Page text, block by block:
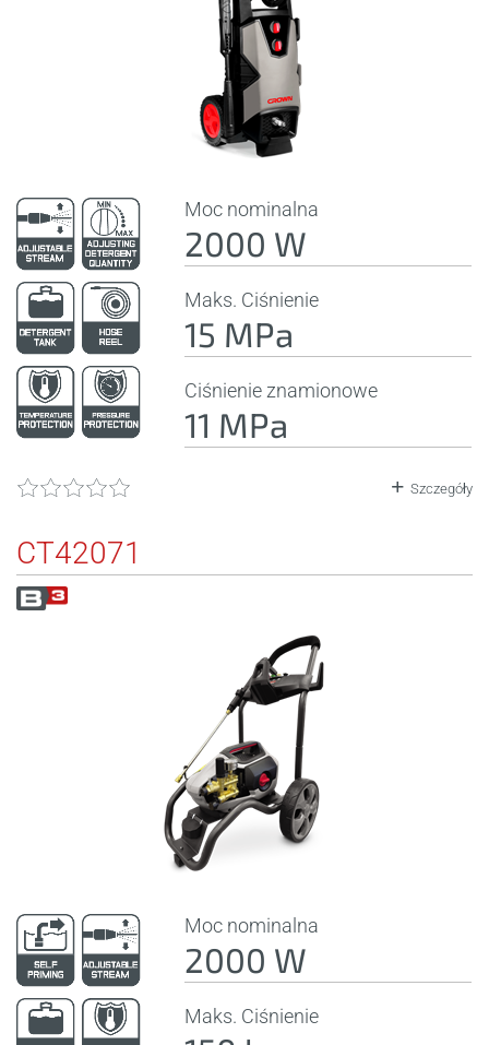
Moc nominalna
2000 W
Maks. Ciśnienie
15 MPa
Ciśnienie znamionowe
11 MPa
Szczegóły
CT42071
Moc nominalna
2000 W
Maks. Ciśnienie